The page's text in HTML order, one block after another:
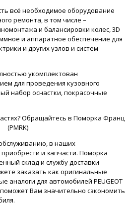
всё необходимое оборудование
ремонта, в том числе –
и балансировки колес, 3D
и аппаратное обеспечение для
и других узлов и систем
укомплектован
для проведения кузовного
набор оснастки, покрасочные
Обращайтесь в Поморка Франц
(PMRK)
в наших
и запчасти. Поморка
склад и службу доставки
заказать как оригинальные
аналоги для автомобилей PEUGEOT
Вам значительно сэкономить